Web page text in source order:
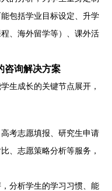
包括学业目标设定、升学
、海外留学等）、课外活
咨询解决方案
生成长的关键节点展开，
考志愿填报、研究生申请
、志愿策略分析等服务，
，分析学生的学习习惯、能